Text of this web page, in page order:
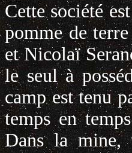
Cette société
pomme de
et Nicolaï
le seul à
camp est tenu
temps en
Dans la mine,